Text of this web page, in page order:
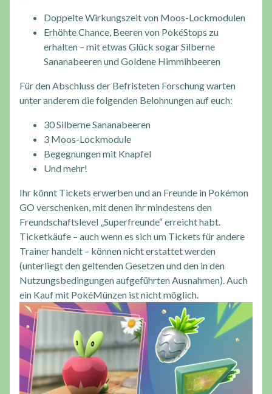
Doppelte Wirkungszeit von Moos-Lockmodulen
Erhöhte Chance, Beeren von PokéStops zu
erhalten – mit etwas Glück sogar Silberne
Sananabeeren und Goldene Himmihbeeren
Für den Abschluss der Befristeten Forschung warten
unter anderem die folgenden Belohnungen auf euch:
30 Silberne Sananabeeren
3 Moos-Lockmodule
Begegnungen mit Knapfel
Und mehr!
Ihr könnt Tickets erwerben und an Freunde in Pokémon
GO verschenken, mit denen ihr mindestens den
Freundschaftslevel „Superfreunde“ erreicht habt.
Ticketkäufe – auch wenn es sich um Tickets für andere
Trainer handelt – können nicht erstattet werden
(unterliegt den geltenden Gesetzen und den in den
Nutzungsbedingungen aufgeführten Ausnahmen). Auch
ein Kauf mit PokéMünzen ist nicht möglich.